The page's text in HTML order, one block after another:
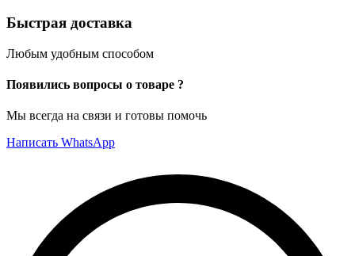
Быстрая доставка
Любым удобным способом
Появились вопросы о товаре ?
Мы всегда на связи и готовы помочь
Написать WhatsApp